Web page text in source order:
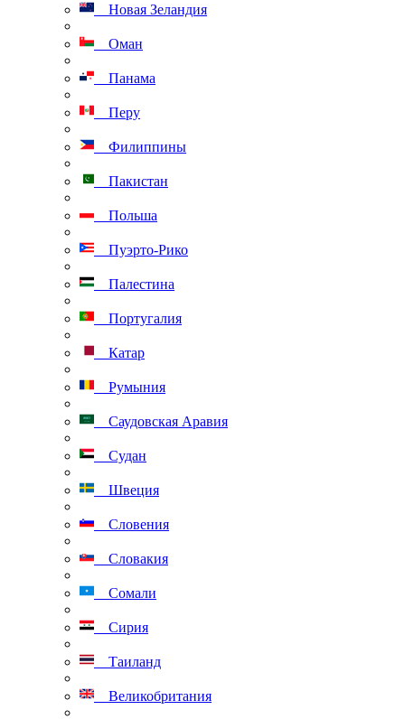
Новая Зеландия
Оман
Панама
Перу
Филиппины
Пакистан
Польша
Пуэрто-Рико
Палестина
Португалия
Катар
Румыния
Саудовская Аравия
Судан
Швеция
Словения
Словакия
Сомали
Сирия
Таиланд
Великобритания